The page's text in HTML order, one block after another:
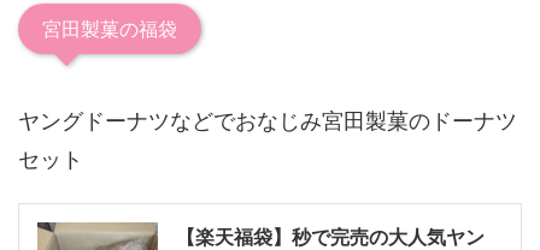
宮田製菓の福袋
ヤングドーナツなどでおなじみ宮田製菓のドーナツ
セット
【楽天福袋】秒で完売の大人気ヤン